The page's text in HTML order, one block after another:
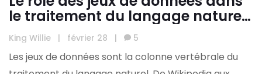
le traitement du langage naturel :
de Wikipedia aux corpus à
échelle web pour les LLM
King Willie | février 28 | 5
Les jeux de données sont la colonne vertébrale du